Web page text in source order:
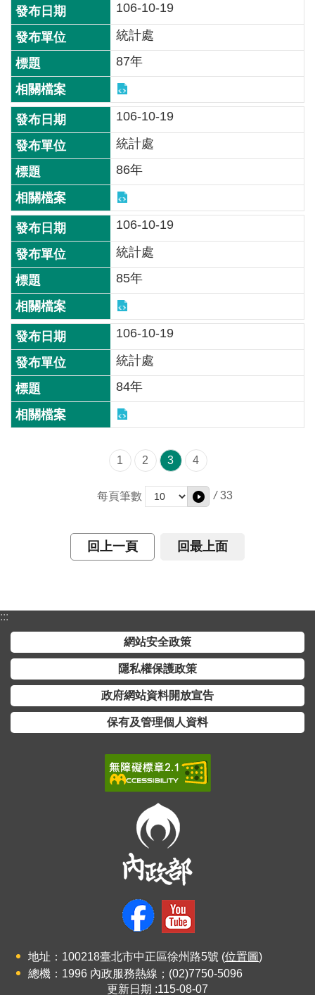
雙
語
詞
彙
常
見
問
答
電
子
報
RSS
English
網
站
安
全
政
策
網
站
料
開
宣
告
106-10-19
統計處
87年
106-10-19
統計處
86年
106-10-19
統計處
85年
106-10-19
統計處
84年
1 2 3 4
每頁筆數 / 33
回上一頁 回最上面
:::
網站安全政策
隱私權保護政策
政府網站資料開放宣告
保有及管理個人資料
地址：100218臺北市中正區徐州路5號 (位置圖)
總機：1996 內政服務熱線；(02)7750-5096
更新日期
115-08-07